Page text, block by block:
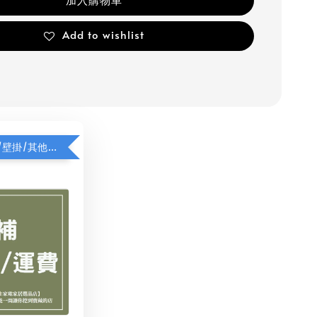
Add to wishlist
【補】樓層/壁掛/其他費用